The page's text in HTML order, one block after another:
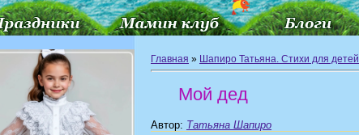
Главная » Шапиро Татьяна. Стихи для детей
Мой дед
Автор: Татьяна Шапиро